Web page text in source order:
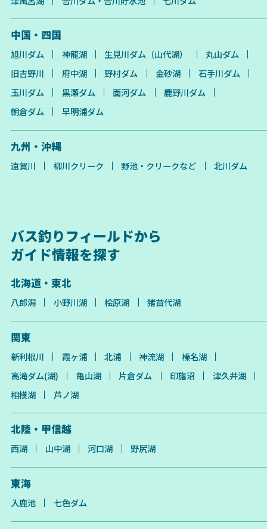
中国・四国
旭川ダム 神龍湖 生見川ダム（山代湖）
丸山ダム
旧吉野川
府中湖 野村ダム 金砂湖
石手川ダム
玉川ダム
黒瀬ダム 面河ダム
鹿野川ダム
朝倉ダム
早明浦ダム
九州・沖縄
遠賀川 柳川クリーク 野池・クリークなど 北川ダム
バス釣りフィールドから
ガイド情報を探す
北海道・東北
八郎潟 小野川湖 桧原湖 猪苗代湖
関東
新利根川 霞ヶ浦 北浦 神流湖
榛名湖
高滝ダム(湖)
亀山湖 片倉ダム 印旛沼
津久井湖
相模湖
芦ノ湖
北陸・甲信越
西湖 山中湖 河口湖 野尻湖
東海
入鹿池 七色ダム